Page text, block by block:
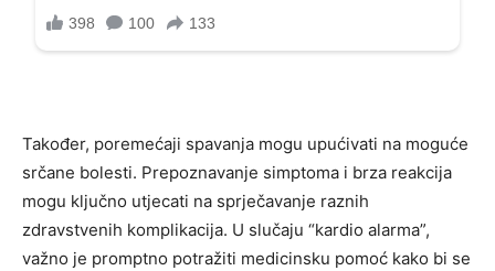
Također, poremećaji spavanja mogu upućivati na moguće
srčane bolesti. Prepoznavanje simptoma i brza reakcija
mogu ključno utjecati na sprječavanje raznih
zdravstvenih komplikacija. U slučaju “kardio alarma”,
važno je promptno potražiti medicinsku pomoć kako bi se